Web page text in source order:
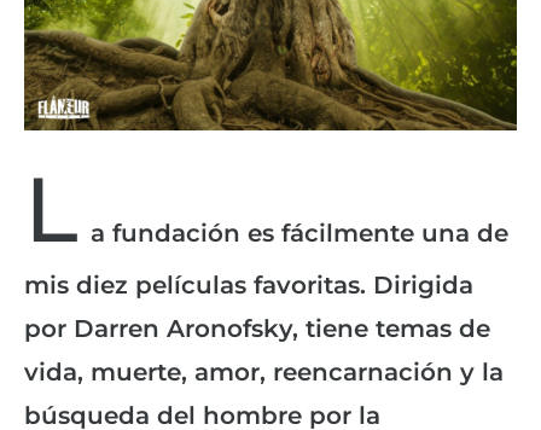
L a fundación es fácilmente una de
mis diez películas favoritas. Dirigida
por Darren Aronofsky, tiene temas de
vida, muerte, amor, reencarnación y la
búsqueda del hombre por la